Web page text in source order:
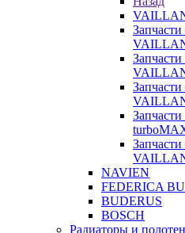
NAVIEN
FEDERICA
BUDERUS
BOSCH
Радиаторы и